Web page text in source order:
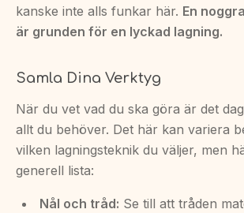
kanske inte alls funkar här. En
är grunden för en lyckad lagning.
Samla Dina Verktyg
När du vet vad du ska göra är det
allt du behöver. Det här kan variera
vilken lagningsteknik du väljer, men
generell lista:
Nål och tråd: Se till att tråden